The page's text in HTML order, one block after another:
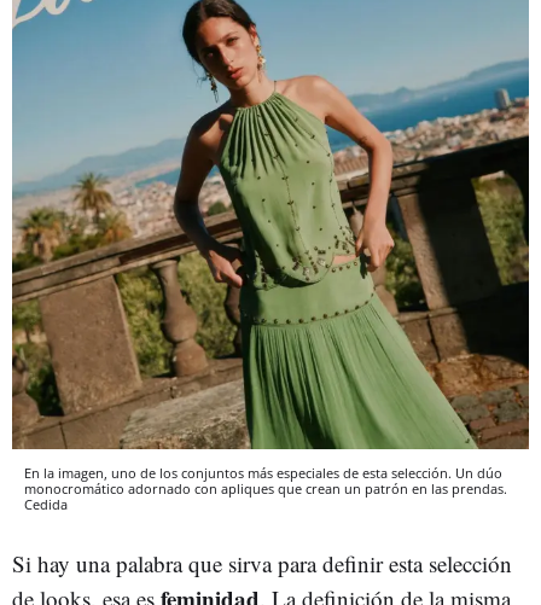
En la imagen, uno de los conjuntos más especiales de esta selección. Un dúo
monocromático adornado con apliques que crean un patrón en las prendas.
Cedida
Si hay una palabra que sirva para definir esta selección
de looks, esa es feminidad. La definición de la misma